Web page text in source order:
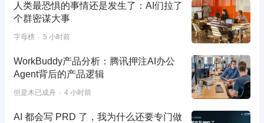
人类最恐惧的事情还是发生了：AI们拉了
个群密谋大事
字母榜 5 小时前
WorkBuddy产品分析：腾讯押注AI办公
Agent背后的产品逻辑
但是木已成舟 4 小时前
AI 都会写 PRD 了，我为什么还要专门做